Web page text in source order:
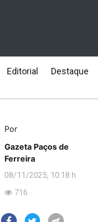
Editorial Destaque
Por
Gazeta Paços de
Ferreira
08/11/2025, 10:18 h
716